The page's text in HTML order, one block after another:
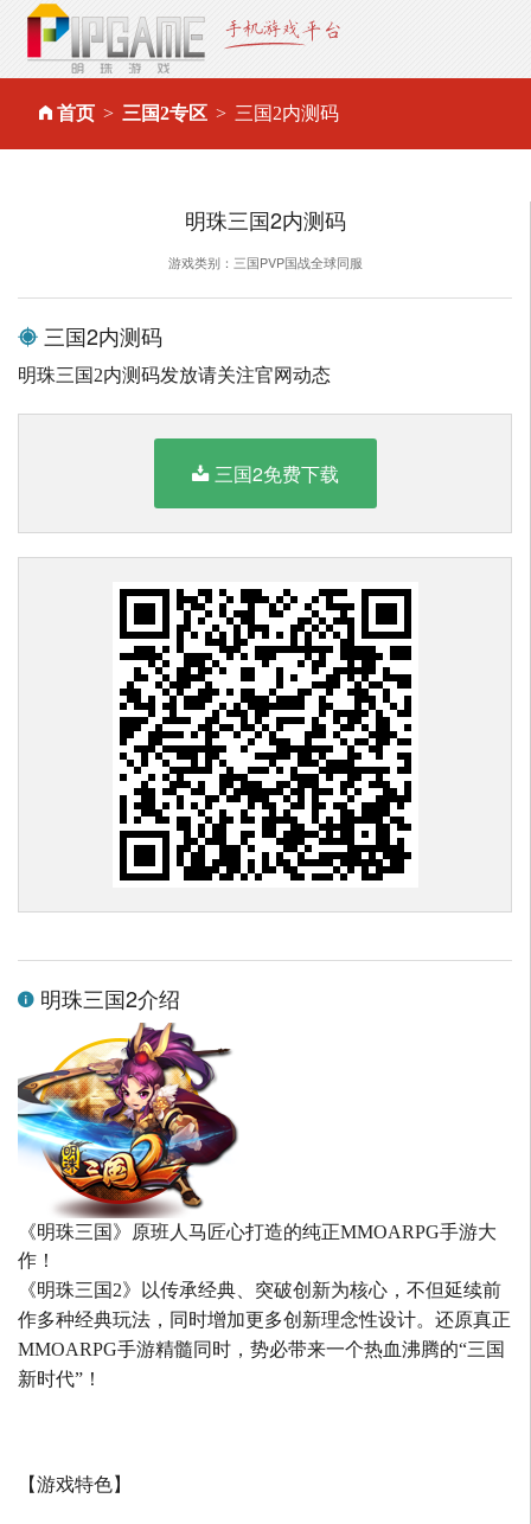
首页 三国2专区 三国2内测码
明珠三国2内测码
游戏类别：三国PVP国战全球同服
三国2内测码
明珠三国2内测码发放请关注官网动态
三国2免费下载
明珠三国2介绍
《明珠三国》原班人马匠心打造的纯正MMOARPG手游大
作！
《明珠三国2》以传承经典、突破创新为核心，不但延续前
作多种经典玩法，同时增加更多创新理念性设计。还原真正
MMOARPG手游精髓同时，势必带来一个热血沸腾的“三国
新时代”！
【游戏特色】